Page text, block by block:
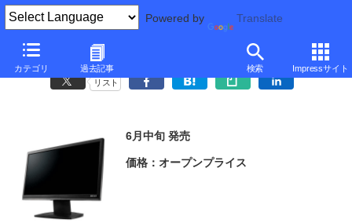
Powered by Translate
カテゴリ 過去記事 検索 Impressサイト
アイ・オー、「エコ番人」対応18.5型ワイド液晶
リスト
6月中旬 発売
価格：オープンプライス